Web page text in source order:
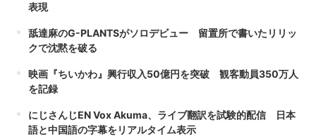
表現
舐達麻のG-PLANTSがソロデビュー 留置所で書いたリリッ
クで沈黙を破る
映画『ちいかわ』興行収入50億円を突破 観客動員350万人
を記録
にじさんじEN Vox Akuma、ライブ翻訳を試験的配信 日本
語と中国語の字幕をリアルタイム表示